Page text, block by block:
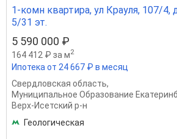
1-комн квартира, ул Крауля, 107/4,
5/31 эт.
5 590 000 ₽
164 412 ₽ за м2
Ипотека от 24 667 ₽ в месяц
Свердловская область,
Муниципальное Образование
Верх-Исетский р-н
Геологическая